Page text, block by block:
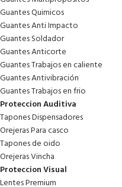
Guantes Quimicos
Guantes Anti Impacto
Guantes Soldador
Guantes Anticorte
Guantes Trabajos en caliente
Guantes Antivibración
Guantes Trabajos en frio
Proteccion Auditiva
Tapones Dispensadores
Orejeras Para casco
Tapones de oido
Orejeras Vincha
Proteccion Visual
Lentes Premium